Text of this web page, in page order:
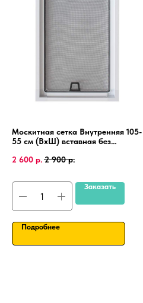
Москитная сетка Внутренняя 105-
55 см (ВхШ) вставная без
ПВХ, алюминиевая рамка.
2 600 р. 2 900 р.
Заказать
Подробнее